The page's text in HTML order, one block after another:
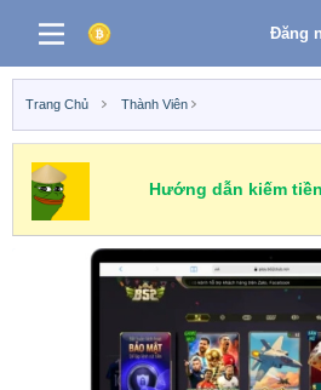
Đăng
Trang Chủ Thành Viên
Hướng dẫn kiếm